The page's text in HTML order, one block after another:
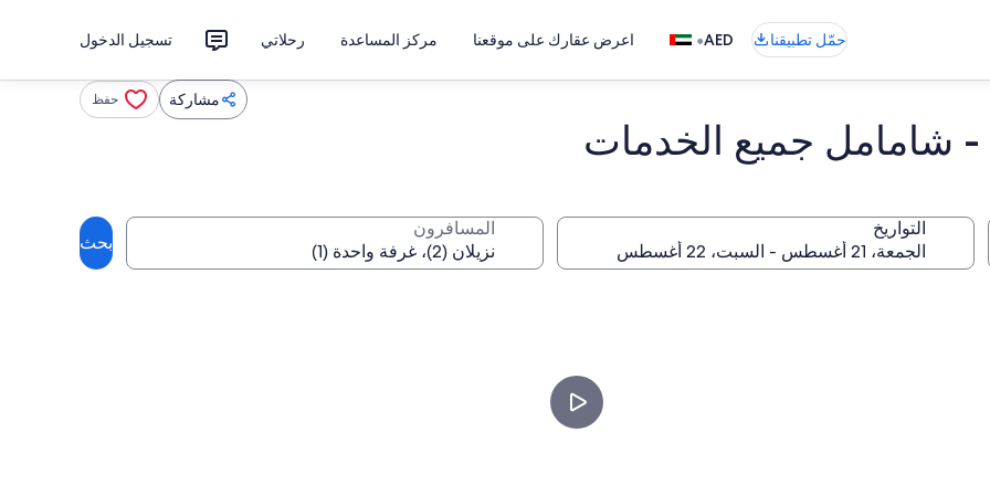
حمّل تطبيقنا AED
• اعرض عقارك على موقعنا مركز المساعدة رحلاتي تسجيل الدخول
مشاركة حفظ
شامامل جميع الخدمات
التواريخ المسافرون
بحث